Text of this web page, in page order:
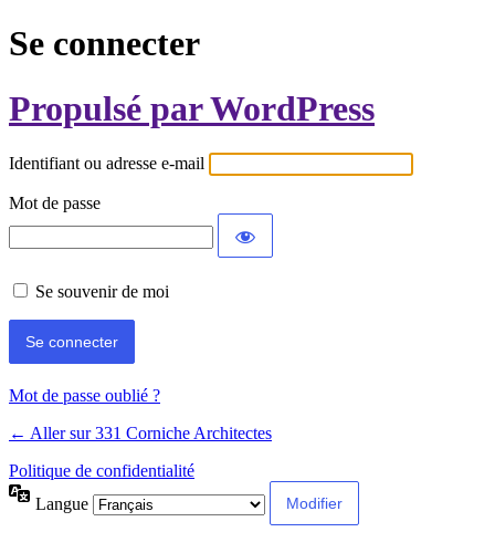
Se connecter
Propulsé par WordPress
Identifiant ou adresse e-mail
Mot de passe
Se souvenir de moi
Mot de passe oublié ?
← Aller sur 331 Corniche Architectes
Politique de confidentialité
Langue